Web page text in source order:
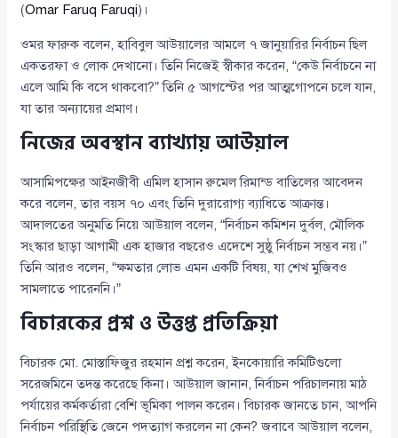
(Omar Faruq Faruqi)।
ওমর ফারুক বলেন, হাবিবুল আউয়ালের আমলে ৭ জানুয়ারির নির্বাচন ছিল
একতরফা ও লোক দেখানো। তিনি নিজেই স্বীকার করেন, “কেউ নির্বাচনে না
এলে আমি কি বসে থাকবো?” তিনি ৫ আগস্টের পর আত্মগোপনে চলে যান,
যা তার অন্যায়ের প্রমাণ।
নিজের অবস্থান ব্যাখ্যায় আউয়াল
আসামিপক্ষের আইনজীবী এমিল হাসান রুমেল রিমান্ড বাতিলের আবেদন
করে বলেন, তার বয়স ৭০ এবং তিনি দুরারোগ্য ব্যাধিতে আক্রান্ত।
আদালতের অনুমতি নিয়ে আউয়াল বলেন, “নির্বাচন কমিশন দুর্বল, মৌলিক
সংস্কার ছাড়া আগামী এক হাজার বছরেও এদেশে সুষ্ঠু নির্বাচন সম্ভব নয়।”
তিনি আরও বলেন, “ক্ষমতার লোভ এমন একটি বিষয়, যা শেখ মুজিবও
সামলাতে পারেননি।”
বিচারকের প্রশ্ন ও উত্তপ্ত প্রতিক্রিয়া
বিচারক মো. মোস্তাফিজুর রহমান প্রশ্ন করেন, ইনকোয়ারি কমিটিগুলো
সরেজমিনে তদন্ত করেছে কিনা। আউয়াল জানান, নির্বাচন পরিচালনায় মাঠ
পর্যায়ের কর্মকর্তারা বেশি ভূমিকা পালন করেন। বিচারক জানতে চান, আপনি
নির্বাচন পরিস্থিতি জেনে পদত্যাগ করলেন না কেন? জবাবে আউয়াল বলেন,